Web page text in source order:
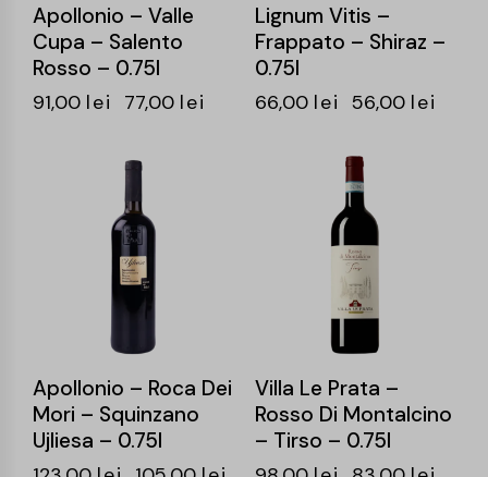
Apollonio – Valle
Cupa – Salento
Rosso – 0.75l
91,00 lei 77,00 lei
Lignum Vitis –
Frappato – Shiraz –
0.75l
66,00 lei 56,00 lei
Apollonio – Roca Dei
Mori – Squinzano
Ujliesa – 0.75l
Villa Le Prata –
Rosso Di Montalcino
– Tirso – 0.75l